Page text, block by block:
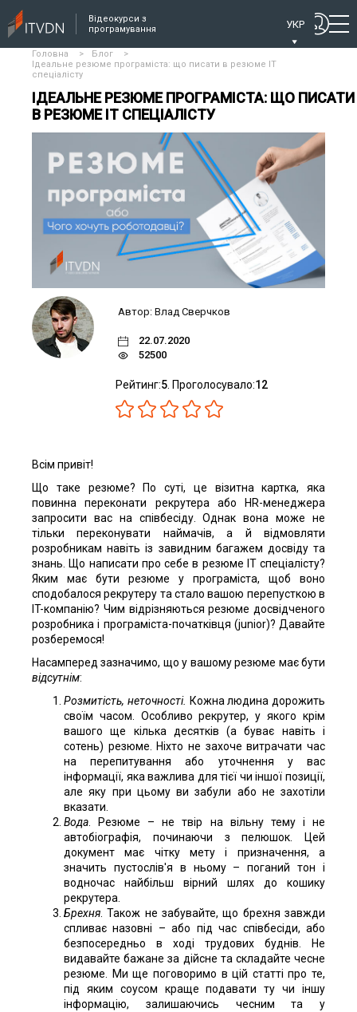
Відеокурси з
програмування
УКР
Головна > Блог
>
Ідеальне резюме програміста: що писати в резюме ІТ
спеціалісту
ІДЕАЛЬНЕ РЕЗЮМЕ ПРОГРАМІСТА: ЩО ПИСАТИ
В РЕЗЮМЕ ІТ СПЕЦІАЛІСТУ
Автор: Влад Сверчков
22.07.2020
52500
Рейтинг:5 . Проголосувало:12
Всім привіт!
Що таке резюме? По суті, це візитна картка, яка
повинна переконати рекрутера або HR-менеджера
запросити вас на співбесіду. Однак вона може не
тільки переконувати наймачів, а й відмовляти
розробникам навіть із завидним багажем досвіду та
знань. Що написати про себе в резюме IT спеціалісту?
Яким має бути резюме у програміста, щоб воно
сподобалося рекрутеру та стало вашою перепусткою в
IT-компанію? Чим відрізняються резюме досвідченого
розробника і програміста-початківця (junior)? Давайте
розберемося!
Насамперед зазначимо, що у вашому резюме має бути
відсутнім:
Розмитість, неточності. Кожна людина дорожить
своїм часом. Особливо рекрутер, у якого крім
вашого ще кілька десятків (а буває навіть і
сотень) резюме. Ніхто не захоче витрачати час
на перепитування або уточнення у вас
інформації, яка важлива для тієї чи іншої позиції,
але яку при цьому ви забули або не захотіли
вказати.
Вода . Резюме – не твір на вільну тему і не
автобіографія, починаючи з пелюшок. Цей
документ має чітку мету і призначення, а
значить пустослів'я в ньому – поганий тон і
водночас найбільш вірний шлях до кошику
рекрутера.
Брехня . Також не забувайте, що брехня завжди
спливає назовні – або під час співбесіди, або
безпосередньо в ході трудових буднів. Не
видавайте бажане за дійсне та складайте чесне
резюме. Ми ще поговоримо в цій статті про те,
під яким соусом краще подавати ту чи іншу
інформацію, залишаючись чесним та у